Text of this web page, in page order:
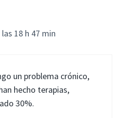
18 h 47 min
un problema crónico,
hecho terapias,
30%.